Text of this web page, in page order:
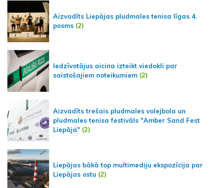
Aizvadīts Liepājas pludmales tenisa līgas 4.
posms (2)
Iedzīvotājus aicina izteikt viedokli par
saistošajiem noteikumiem (2)
Aizvadīts trešais pludmales volejbola un
pludmales tenisa festivāls "Amber Sand Fest
Liepāja" (2)
Liepājas bākā top multimediju ekspozīcija par
Liepājas ostu (2)